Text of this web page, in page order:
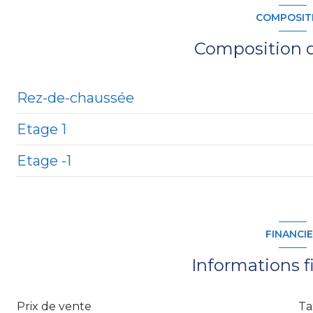
Composition
Rez-de-chaussée
salon/sejour
cuisine
Etage 1
chambre
chambre
Etage -1
Informations
Prix de vente